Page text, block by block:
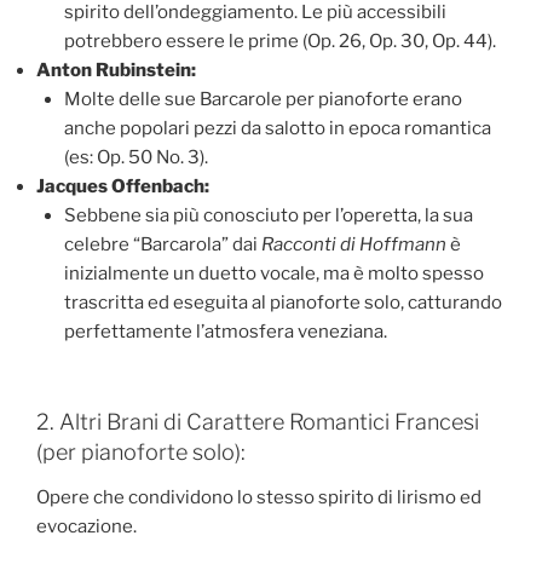
spirito dell’ondeggiamento. Le più accessibili
potrebbero essere le prime (Op. 26, Op. 30, Op. 44).
Anton Rubinstein:
Molte delle sue Barcarole per pianoforte erano
anche popolari pezzi da salotto in epoca romantica
(es: Op. 50 No. 3).
Jacques Offenbach:
Sebbene sia più conosciuto per l’operetta, la sua
celebre “Barcarola” dai Racconti di Hoffmann è
inizialmente un duetto vocale, ma è molto spesso
trascritta ed eseguita al pianoforte solo, catturando
perfettamente l’atmosfera veneziana.
2. Altri Brani di Carattere Romantici Francesi
(per pianoforte solo):
Opere che condividono lo stesso spirito di lirismo ed
evocazione.